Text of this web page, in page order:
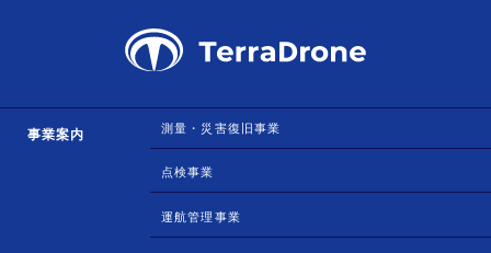
事業案内 測量・災害復旧事業
点検事業
運航管理事業